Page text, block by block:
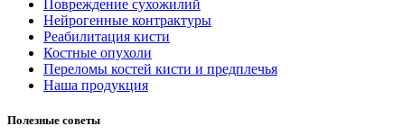
Повреждение сухожилий
Нейрогенные контрактуры
Реабилитация кисти
Костные опухоли
Переломы костей кисти и предплечья
Наша продукция
Полезные советы